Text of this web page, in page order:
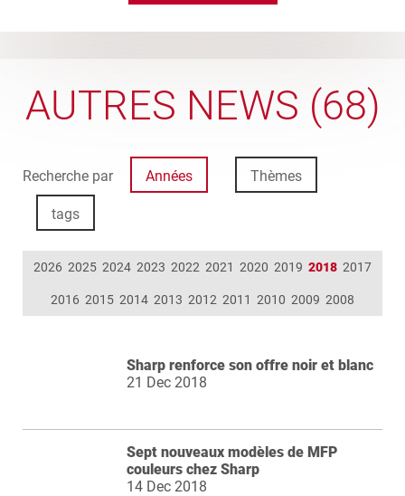
AUTRES NEWS (68)
Recherche par Années Thèmes
tags
2026 2025 2024 2023 2022 2021 2020 2019 2018 2017
2016 2015 2014 2013 2012 2011 2010 2009 2008
Sharp renforce son offre noir et blanc
21 Dec 2018
Sept nouveaux modèles de MFP
couleurs chez Sharp
14 Dec 2018